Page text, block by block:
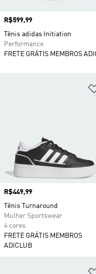
Preço
R$449,99
Tênis Turnaround
Mulher Sportswear
4 cores
FRETE GRÁTIS MEMBROS
ADICLUB
Preço
R$599,99
Tênis adidas Initiation
Performance
FRETE GRÁTIS MEMBROS